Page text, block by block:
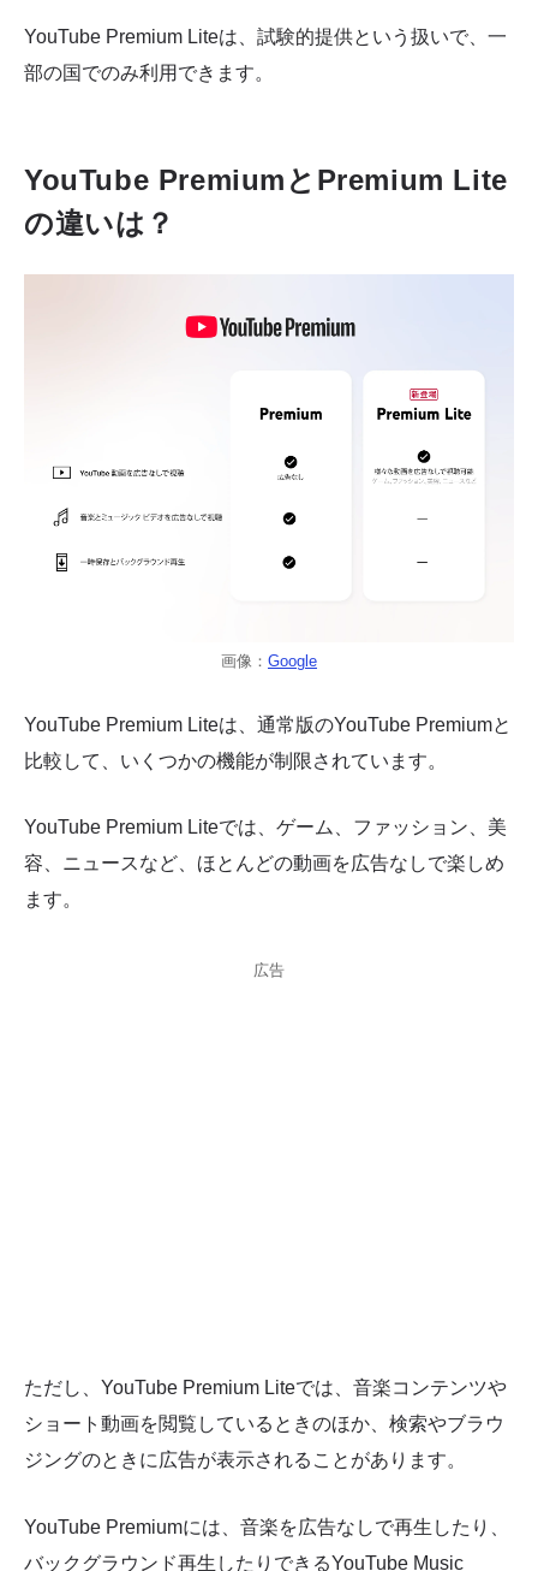
YouTube Premium Liteは、試験的提供という扱いで、一
部の国でのみ利用できます。
YouTube PremiumとPremium Lite
の違いは？
画像： Google
YouTube Premium Liteは、通常版のYouTube Premiumと
比較して、いくつかの機能が制限されています。
YouTube Premium Liteでは、ゲーム、ファッション、美
容、ニュースなど、ほとんどの動画を広告なしで楽しめ
ます。
広告
ただし、YouTube Premium Liteでは、音楽コンテンツや
ショート動画を閲覧しているときのほか、検索やブラウ
ジングのときに広告が表示されることがあります。
YouTube Premiumには、音楽を広告なしで再生したり、
バックグラウンド再生したりできるYouTube Music